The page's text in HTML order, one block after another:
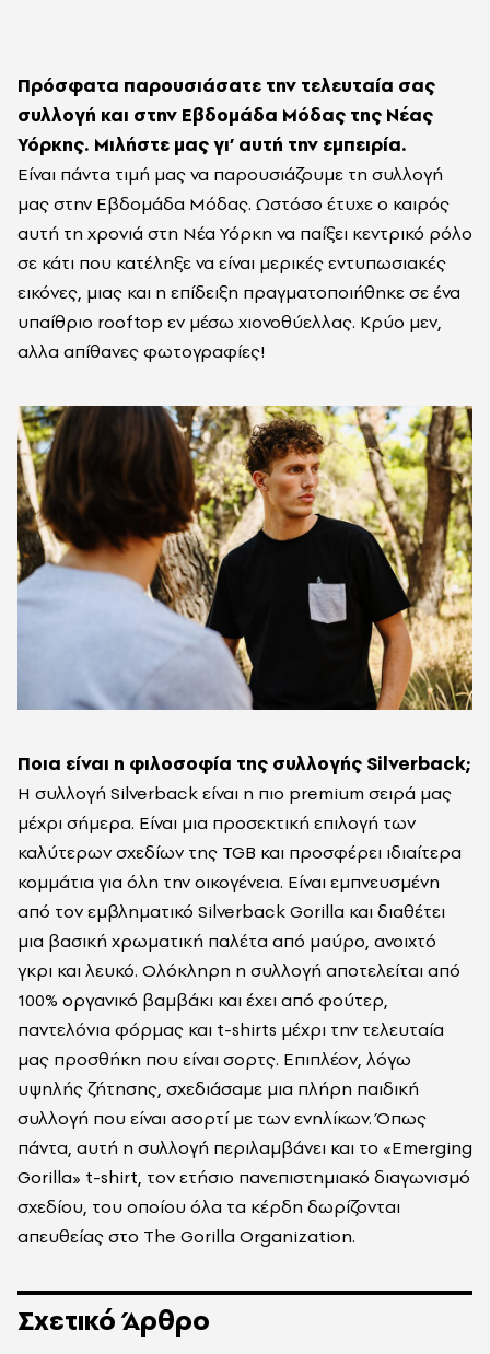
Πρόσφατα παρουσιάσατε την τελευταία σας
συλλογή και στην Εβδομάδα Μόδας της Νέας
Υόρκης. Μιλήστε μας γι’ αυτή την εμπειρία.
Είναι πάντα τιμή μας να παρουσιάζουμε τη συλλογή
μας στην Εβδομάδα Μόδας. Ωστόσο έτυχε ο καιρός
αυτή τη χρονιά στη Νέα Υόρκη να παίξει κεντρικό ρόλο
σε κάτι που κατέληξε να είναι μερικές εντυπωσιακές
εικόνες, μιας και η επίδειξη πραγματοποιήθηκε σε ένα
υπαίθριο rooftop εν μέσω χιονοθύελλας. Κρύο μεν,
αλλα απίθανες φωτογραφίες!
Ποια είναι η φιλοσοφία της συλλογής Silverback;
Η συλλογή Silverback είναι η πιο premium σειρά μας
μέχρι σήμερα. Είναι μια προσεκτική επιλογή των
καλύτερων σχεδίων της TGB και προσφέρει ιδιαίτερα
κομμάτια για όλη την οικογένεια. Είναι εμπνευσμένη
από τον εμβληματικό Silverback Gorilla και διαθέτει
μια βασική χρωματική παλέτα από μαύρο, ανοιχτό
γκρι και λευκό. Ολόκληρη η συλλογή αποτελείται από
100% οργανικό βαμβάκι και έχει από φούτερ,
παντελόνια φόρμας και t-shirts μέχρι την τελευταία
μας προσθήκη που είναι σορτς. Επιπλέον, λόγω
υψηλής ζήτησης, σχεδιάσαμε μια πλήρη παιδική
συλλογή που είναι ασορτί με των ενηλίκων. Όπως
πάντα, αυτή η συλλογή περιλαμβάνει και το «Emerging
Gorilla» t-shirt, τον ετήσιο πανεπιστημιακό διαγωνισμό
σχεδίου, του οποίου όλα τα κέρδη δωρίζονται
απευθείας στο The Gorilla Organization.
Σχετικό Άρθρο